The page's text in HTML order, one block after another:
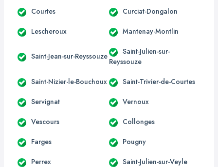
Courtes Curciat-Dongalon
Lescheroux Mantenay-Montlin
Saint-Jean-sur-Reyssouze
Saint-Julien-sur-
Reyssouze
Saint-Nizier-le-Bouchoux Saint-Trivier-de-Courtes
Servignat Vernoux
Vescours Collonges
Farges Pougny
Perrex Saint-Julien-sur-Veyle